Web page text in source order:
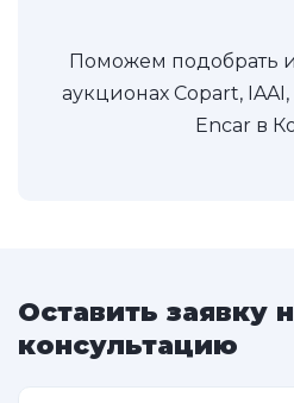
Поможем подобрать
аукционах Copart,
Encar в
Оставить заявку
консультацию